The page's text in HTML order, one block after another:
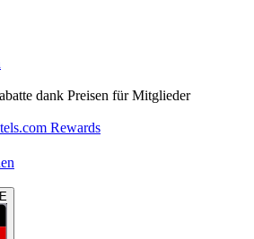
dank Preisen für Mitglieder
Rewards